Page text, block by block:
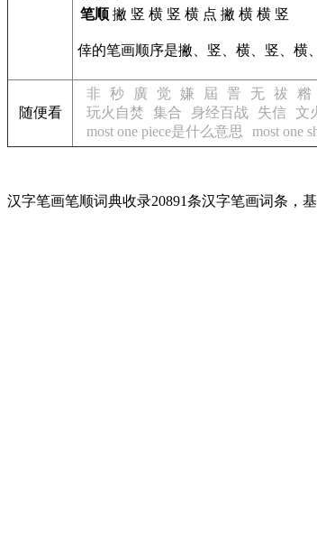
笔顺 撇 竖 横 竖 横 点 撇 横 横 竖
倖的笔画顺序是撇、竖、横、竖、横
随便看
非 秒 廣 觉 嫌 屆 詈 无 祓 糌
玩火自焚
集合 身经百战 失信 文
most one piece是什么意思
most one
汉字笔画笔顺词典收录20891条汉字笔画词条，